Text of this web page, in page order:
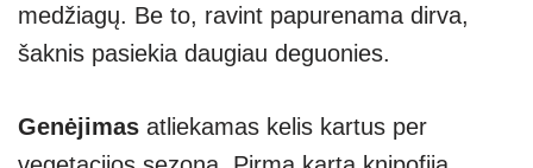
medžiagų. Be to, ravint papurenama dirva,
šaknis pasiekia daugiau deguonies.
Genėjimas atliekamas kelis kartus per